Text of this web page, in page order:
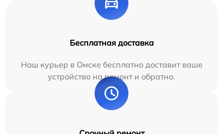
Бесплатная доставка
Наш курьер в Омске бесплатно доставит ваше
устройство на ремонт и обратно.